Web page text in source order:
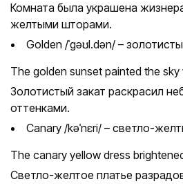
Комната была украшена
желтыми шторами.
Golden /ˈgəʊl.dən/ –
The golden sunset painted the sky
Золотистый закат раскрасил
оттенками.
Canary /kəˈnɛri/ – светло-
The canary yellow dress
Светло-желтое платье